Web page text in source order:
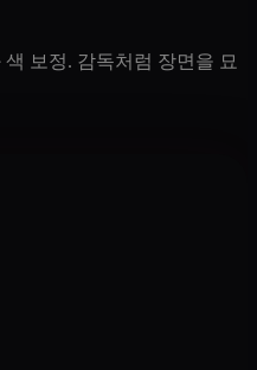
보정. 감독처럼 장면을 묘